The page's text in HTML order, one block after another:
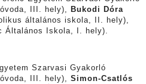
III. hely),
Bukodi Dóra
általános iskola, II. hely),
Általános Iskola, I. hely).
Szarvasi Gyakorló
III. hely), Simon-Csatlós